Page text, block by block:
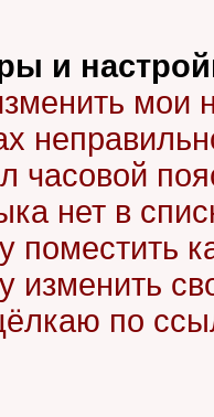
и
мои
часовой
нет в
поместить
изменить
по